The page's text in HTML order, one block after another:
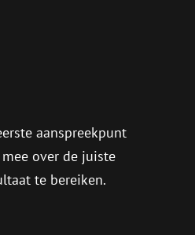
aanspreekpunt
over de juiste
te bereiken.